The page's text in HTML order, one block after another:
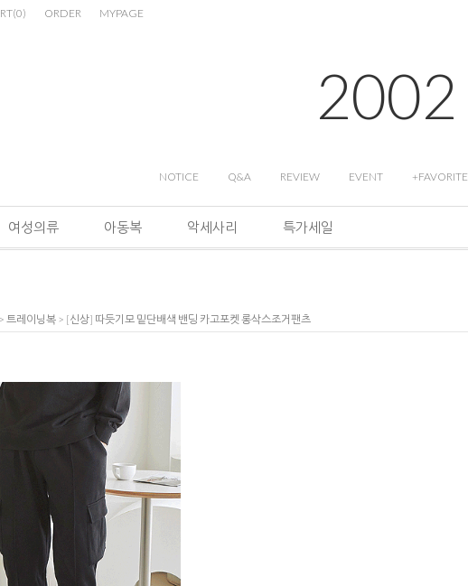
(0) ORDER MYPAGE
2002
NOTICE Q&A REVIEW EVENT +FAVORITE
여성의류 아동복 악세사리 특가세일
> 트레이닝복 > [신상] 따듯기모 밑단배색 밴딩 카고포켓 롱삭스조거팬츠